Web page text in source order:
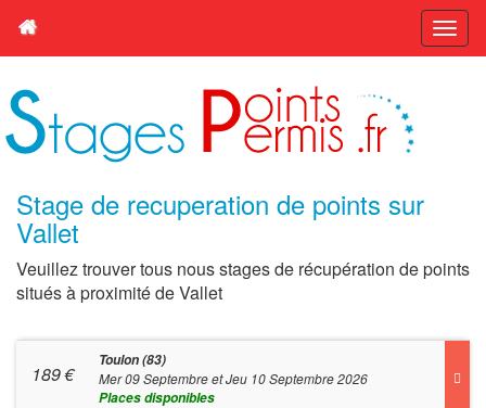
Stage de recuperation de points sur
Vallet
Veuillez trouver tous nous stages de récupération de points
situés à proximité de Vallet
189€
Toulon (83)
Mer 09 Septembre et Jeu 10 Septembre 2026
Places disponibles